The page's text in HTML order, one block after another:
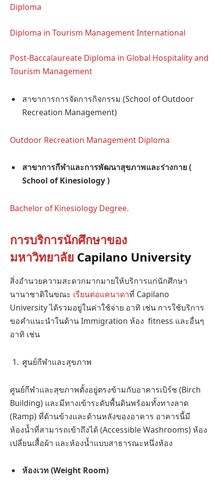
Diploma
Diploma in Tourism Management International
Post-Baccalaureate Diploma in Global Hospitality and
Tourism Management
สาขาการการจัดการกิจกรรม (School of Outdoor
Recreation Management)
Outdoor Recreation Management Diploma
สาขาการกีฬาและการพัฒนาสุขภาพและร่างกาย(
School of Kinesiology )
Bachelor of Kinesiology Degree.
การบริการนักศึกษาของ
มหาวิทยาลัย Capilano University
สิ่งอำนวยความสะดวกมากมายให้บริการแก่นักศึกษา
นานาชาติในขณะ เรียนต่อแคนาดาที่ Capilano
University ได้รวมอยู่ในค่าใช้จ่าย อาทิ เช่น การใช้บริการ
ขอคำแนะนำในด้าน Immigration ห้อง fitness และอื่นๆ
อาทิ เช่น
ศูนย์กีฬาและสุขภาพ
ศูนย์กีฬาและสุขภาพตั้งอยู่ตรงข้ามกับอาคารเบิร์ช (Birch
Building) และมีทางเข้าระดับพื้นดินพร้อมทั้งทางลาด
(Ramp) ที่ด้านข้างและด้านหลังของอาคาร อาคารนี้มี
ห้องน้ำที่สามารถเข้าถึงได้ (Accessible Washrooms) ห้อง
เปลี่ยนเสื้อผ้า และห้องน้ำแบบสาธารณะหนึ่งห้อง
ห้องเวท (Weight Room)